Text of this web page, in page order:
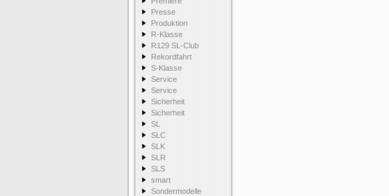
Presse
Produktion
R-Klasse
R129 SL-Club
Rekordfahrt
S-Klasse
Service
Service
Sicherheit
Sicherheit
SL
SLC
SLK
SLR
SLS
smart
Sondermodelle